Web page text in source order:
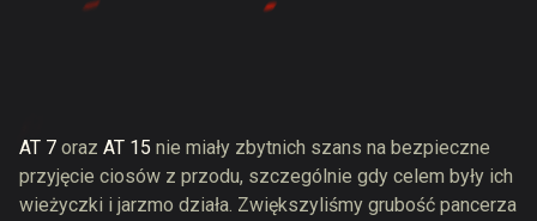
AT 7 oraz AT 15 nie miały zbytnich szans na bezpieczne
przyjęcie ciosów z przodu, szczególnie gdy celem były ich
wieżyczki i jarzmo działa. Zwiększyliśmy grubość pancerza